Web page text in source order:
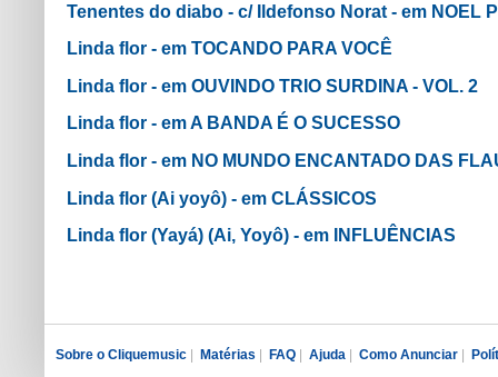
Tenentes do diabo - c/ Ildefonso Norat - em NOEL
Linda flor - em TOCANDO PARA VOCÊ
Linda flor - em OUVINDO TRIO SURDINA - VOL. 2
Linda flor - em A BANDA É O SUCESSO
Linda flor - em NO MUNDO ENCANTADO DAS
Linda flor (Ai yoyô) - em CLÁSSICOS
Linda flor (Yayá) (Ai, Yoyô) - em INFLUÊNCIAS
Sobre o Cliquemusic Matérias FAQ Ajuda Como Anunciar